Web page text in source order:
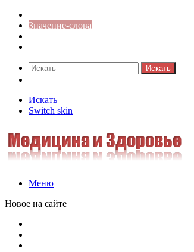
Значение-слова
Искать
Искать
Switch skin
Меню
Новое на сайте